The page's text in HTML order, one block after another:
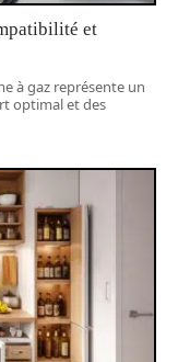
et
à gaz représente un
optimal et des